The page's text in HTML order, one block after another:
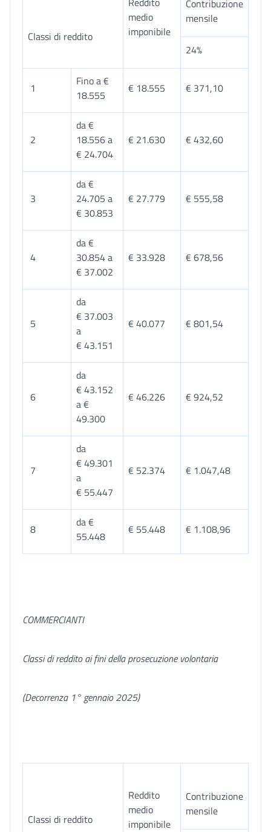
Classi di reddito
medio
imponibile
Contribuzione
mensile
24%
1
Fino a €
18.555
€ 18.555 € 371,10
2
da €
18.556 a
€ 24.704
€ 21.630 € 432,60
3
da €
24.705 a
€ 30.853
€ 27.779 € 555,58
4
da €
30.854 a
€ 37.002
€ 33.928 € 678,56
5
da
€ 37.003
a
€ 43.151
€ 40.077 € 801,54
6
da
€ 43.152
a €
49.300
€ 46.226 € 924,52
7
da
€ 49.301
a
€ 55.447
€ 52.374 € 1.047,48
8
da €
55.448
€ 55.448 € 1.108,96
COMMERCIANTI
Classi di reddito ai fini della prosecuzione volontaria
(Decorrenza 1° gennaio 2025)
Classi di reddito
Reddito
medio
imponibile
Contribuzione
mensile